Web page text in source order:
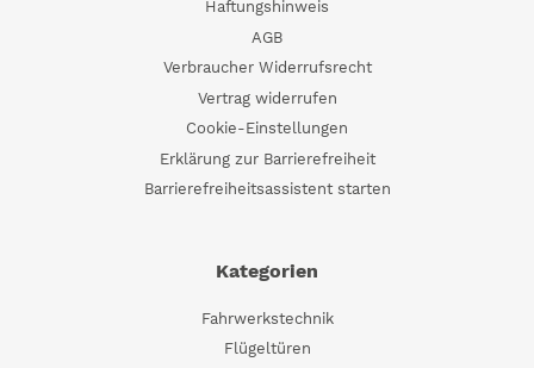
Haftungshinweis
AGB
Verbraucher Widerrufsrecht
Vertrag widerrufen
Cookie-Einstellungen
Erklärung zur Barrierefreiheit
Barrierefreiheitsassistent starten
Kategorien
Fahrwerkstechnik
Flügeltüren